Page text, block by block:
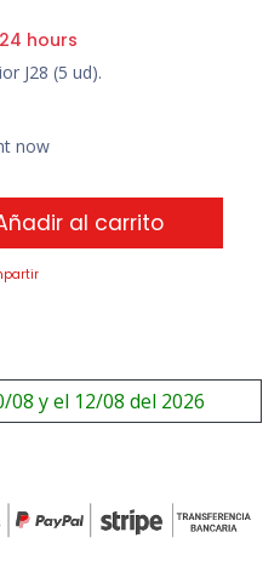
hours
J28 (5 ud).
now
al carrito
y el 12/08 del 2026